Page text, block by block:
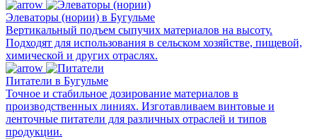
Элеваторы (нории) в Бугульме
Вертикальный подъем сыпучих материалов на высоту.
Подходят для использования в сельском хозяйстве, пищевой,
химической и других отраслях.
Питатели в Бугульме
Точное и стабильное дозирование материалов в
производственных линиях. Изготавливаем винтовые и
ленточные питатели для различных отраслей и типов
продукции.